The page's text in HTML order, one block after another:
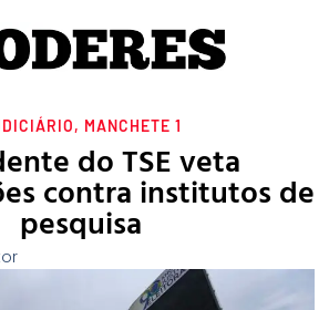
, MANCHETE 1
do TSE veta
contra institutos de
pesquisa